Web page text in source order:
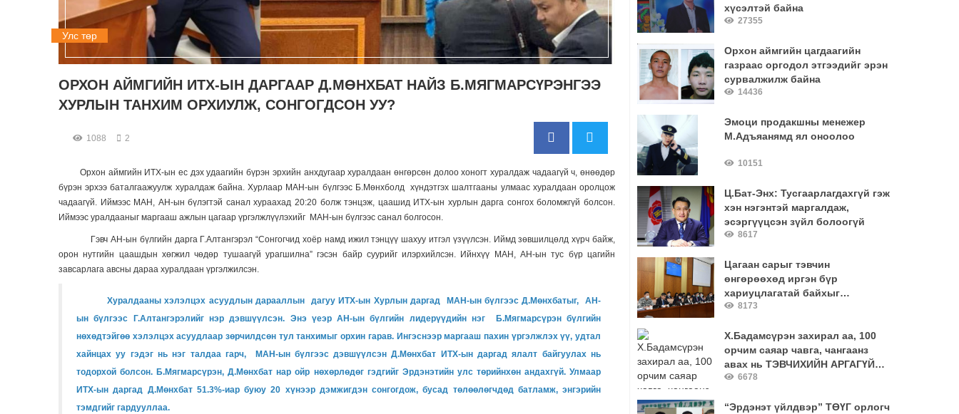
Улс төр
ОРХОН АЙМГИЙН ИТХ-ЫН ДАРГААР Д.МӨНХБАТ НАЙЗ Б.МЯГМАРСҮРЭНГЭЭ
ХУРЛЫН ТАНХИМ ОРХИУЛЖ, СОНГОГДСОН УУ?
1088 2
Орхон аймгийн ИТХ-ын ес дэх удаагийн бүрэн эрхийн анхдугаар хуралдаан өнгөрсөн долоо хоногт хуралдаж чадаагүй ч, өнөөдөр
бүрэн эрхээ баталгаажуулж хуралдаж байна. Хурлаар МАН-ын бүлгээс Б.Мөнхболд хүндэтгэх шалтгааны улмаас хуралдаан оролцож
чадаагүй. Иймээс МАН, АН-ын бүлэгтэй санал хураахад 20:20 болж тэнцэж, цаашид ИТХ-ын хурлын дарга сонгох боломжгүй болсон.
Иймээс уралдааныг маргааш ажлын цагаар үргэлжлүүлэхийг МАН-ын бүлгээс санал болгосон.
Гэвч АН-ын бүлгийн дарга Г.Алтангэрэл “Сонгогчид хоёр намд ижил тэнцүү шахуу итгэл үзүүлсэн. Иймд зөвшилцөлд хүрч байж,
орон нутгийн цаашдын хөгжил чөдөр тушаагүй урагшилна” гэсэн байр суурийг илэрхийлсэн. Ийнхүү МАН, АН-ын тус бүр цагийн
завсарлага авсны дараа хуралдаан үргэлжилсэн.
Хуралдааны хэлэлцэх асуудлын дарааллын дагуу ИТХ-ын Хурлын даргад МАН-ын бүлгээс Д.Мөнхбатыг,АН-
ын бүлгээс Г.Алтангэрэлийг нэр дэвшүүлсэн. Энэ үеэр АН-ын бүлгийн лидерүүдийн нэг Б.Мягмарсүрэн бүлгийн
нөхөдтэйгөө хэлэлцэх асуудлаар зөрчилдсөн тул танхимыг орхин гарав. Ингэснээр маргааш пахин үргэлжлэх үү, удтал
хайнцах уу гэдэг нь нэг талдаа гарч, МАН-ын бүлгээс дэвшүүлсэн Д.Мөнхбат ИТХ-ын даргад ялалт байгуулах нь
тодорхой болсон. Б.Мягмарсүрэн, Д.Мөнхбат нар ойр нөхөрлөдөг гэдгийг Эрдэнэтийн улс төрийнхөн андахгүй. Улмаар
ИТХ-ын даргад Д.Мөнхбат 51.3%-иар буюу 20 хүнээр дэмжигдэн сонгогдож, бусад төлөөлөгчдөд батламж, энгэрийн
тэмдгийг гардууллаа.
хүсэлтэй байна
27355
Орхон аймгийн цагдаагийн
газраас оргодол этгээдийг эрэн
сурвалжилж байна
14436
Эмоци продакшны менежер
М.Адъяанямд ял оноолоо
10151
Ц.Бат-Энх: Тусгаарлагдахгүй гэж
хэн нэгэнтэй маргалдаж,
эсэргүүцсэн зүйл болоогүй
8617
Цагаан сарыг тэвчин
өнгөрөөхөд иргэн бүр
хариуцлагатай байхыг
онцгойлон анхаарууллаа
8173
Х.Бадамсүрэн захирал аа, 100
орчим саяар чавга, чангаанз
авах нь ТЭВЧИХИЙН АРГАГҮЙ
зардал уу?
6678
“Эрдэнэт үйлдвэр” ТӨҮГ орлогч